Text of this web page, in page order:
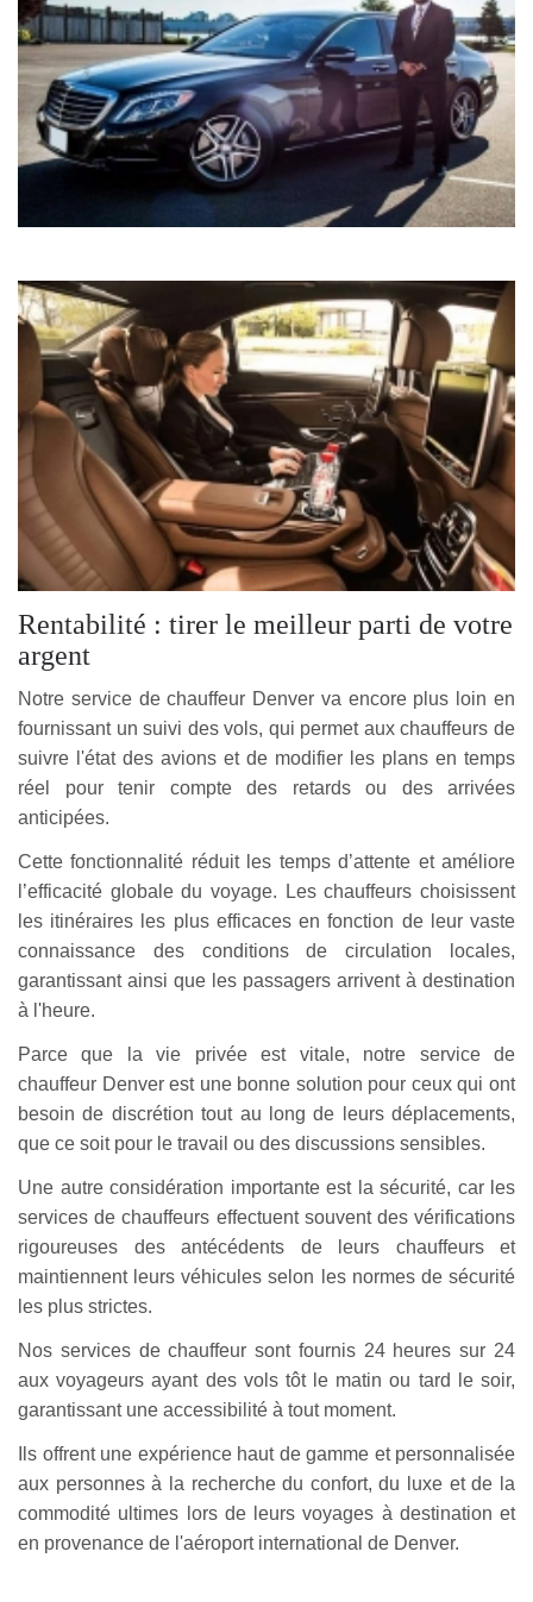
Rentabilité : tirer le meilleur parti de votre
argent
Notre service de chauffeur Denver va encore plus loin en
fournissant un suivi des vols, qui permet aux chauffeurs de
suivre l'état des avions et de modifier les plans en temps
réel pour tenir compte des retards ou des arrivées
anticipées.
Cette fonctionnalité réduit les temps d’attente et améliore
l’efficacité globale du voyage. Les chauffeurs choisissent
les itinéraires les plus efficaces en fonction de leur vaste
connaissance des conditions de circulation locales,
garantissant ainsi que les passagers arrivent à destination
à l'heure.
Parce que la vie privée est vitale, notre service de
chauffeur Denver est une bonne solution pour ceux qui ont
besoin de discrétion tout au long de leurs déplacements,
que ce soit pour le travail ou des discussions sensibles.
Une autre considération importante est la sécurité, car les
services de chauffeurs effectuent souvent des vérifications
rigoureuses des antécédents de leurs chauffeurs et
maintiennent leurs véhicules selon les normes de sécurité
les plus strictes.
Nos services de chauffeur sont fournis 24 heures sur 24
aux voyageurs ayant des vols tôt le matin ou tard le soir,
garantissant une accessibilité à tout moment.
Ils offrent une expérience haut de gamme et personnalisée
aux personnes à la recherche du confort, du luxe et de la
commodité ultimes lors de leurs voyages à destination et
en provenance de l'aéroport international de Denver.